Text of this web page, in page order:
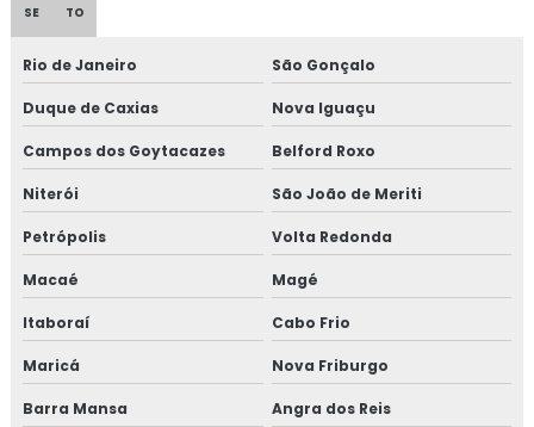
Consultoria em formação de equipe esa
Consultoria em FSSC 22000
Consultoria em gestão da manutenção
Consultoria em gestão de fornecedores
Consultoria em global market
Consultoria em GMP+
Consultoria em GMP+ 2020
Consultoria em HACCP
SE TO
Rio de Janeiro São Gonçalo
Duque de Caxias Nova Iguaçu
Campos dos Goytacazes Belford Roxo
Niterói São João de Meriti
Petrópolis Volta Redonda
Macaé Magé
Itaboraí Cabo Frio
Maricá Nova Friburgo
Barra Mansa Angra dos Reis